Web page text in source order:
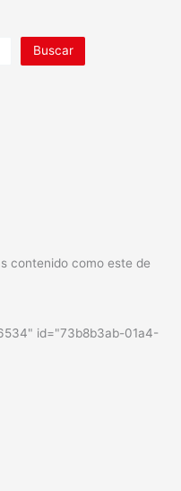
Buscar
contenido como este de
id="73b8b3ab-01a4-